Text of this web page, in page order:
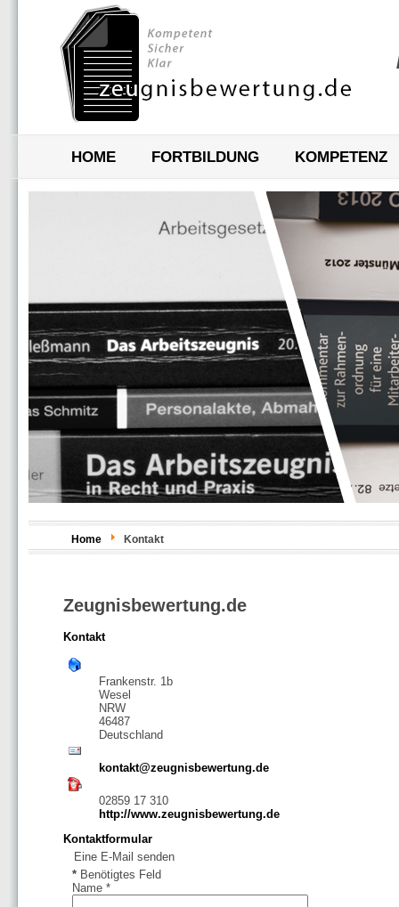
HOME FORTBILDUNG KOMPETENZ
Home Kontakt
Zeugnisbewertung.de
Kontakt
Frankenstr. 1b
Wesel
NRW
46487
Deutschland
kontakt@zeugnisbewertung.de
02859 17 310
http://www.zeugnisbewertung.de
Kontaktformular
Eine E-Mail senden
* Benötigtes Feld
Name *